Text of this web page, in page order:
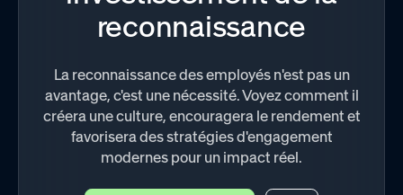
reconnaissance
La reconnaissance des employés n'est pas un
avantage, c'est une nécessité. Voyez comment il
créera une culture, encouragera le rendement et
favorisera des stratégies d'engagement
modernes pour un impact réel.